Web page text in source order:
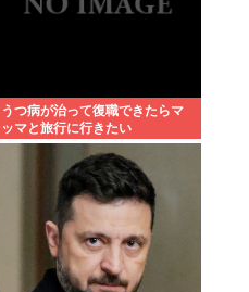
うつ病が治って復職できたらマ
ッマと旅行に行きたい